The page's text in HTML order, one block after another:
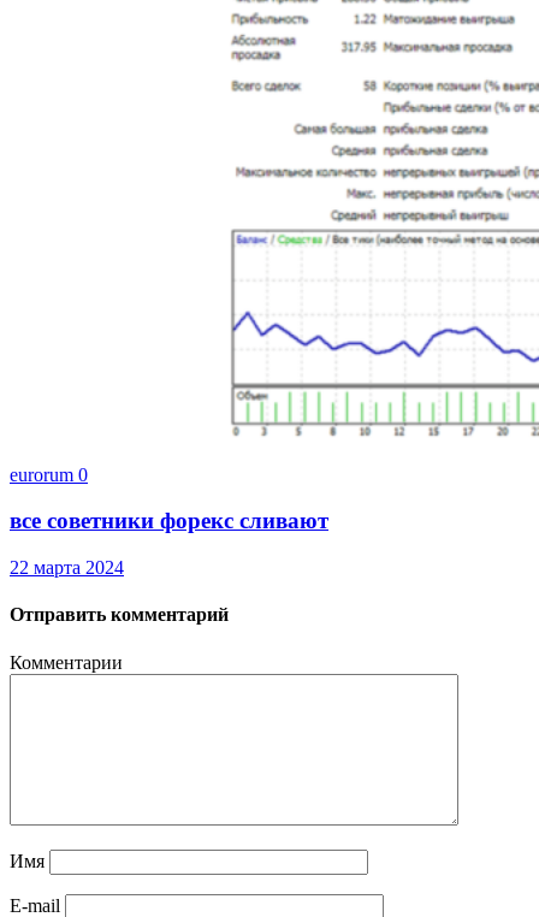
eurorum 0
все советники форекс сливают
22 марта 2024
Отправить комментарий
Комментарии
Имя
E-mail